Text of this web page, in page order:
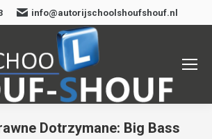
info@autorijschoolshoufshouf.nl
Dotrzymane: Big Bass